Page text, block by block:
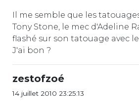
Il me semble que les
Tony Stone, le mec d'Adeline
flashé sur son tatouage avec
J'ai bon ?
zestofzoé
14 juillet 2010 23:25:13